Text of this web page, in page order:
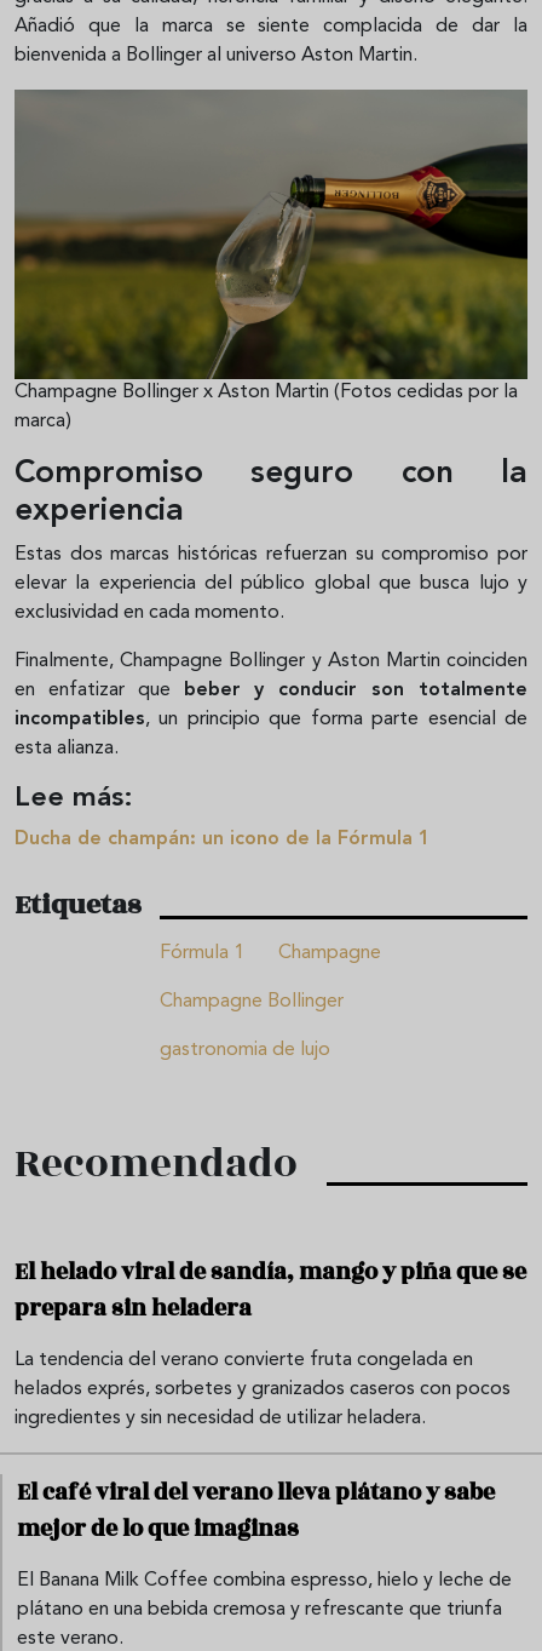
Añadió que la marca se siente complacida de dar la
bienvenida a Bollinger al universo Aston Martin.
Champagne Bollinger x Aston Martin (Fotos cedidas por la
marca)
Compromiso seguro con la
experiencia
Estas dos marcas históricas refuerzan su compromiso por
elevar la experiencia del público global que busca lujo y
exclusividad en cada momento.
Finalmente, Champagne Bollinger y Aston Martin coinciden
en enfatizar que beber y conducir son totalmente
incompatibles, un principio que forma parte esencial de
esta alianza.
Lee más:
Ducha de champán: un icono de la Fórmula 1
Etiquetas
Fórmula 1 Champagne
Champagne Bollinger
gastronomia de lujo
Recomendado
El helado viral de sandía, mango y piña que se
prepara sin heladera
La tendencia del verano convierte fruta congelada en
helados exprés, sorbetes y granizados caseros con pocos
ingredientes y sin necesidad de utilizar heladera.
El café viral del verano lleva plátano y sabe
mejor de lo que imaginas
El Banana Milk Coffee combina espresso, hielo y leche de
plátano en una bebida cremosa y refrescante que triunfa
este verano.